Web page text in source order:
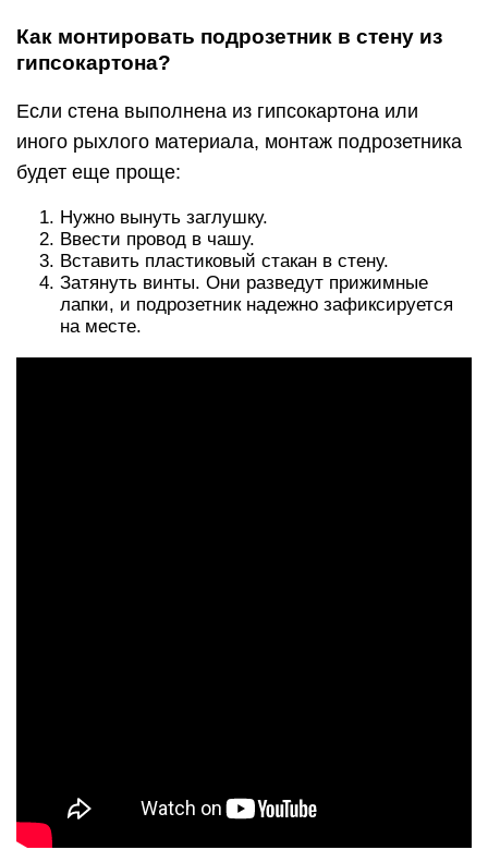
Как монтировать подрозетник в стену из
гипсокартона?
Если стена выполнена из гипсокартона или
иного рыхлого материала, монтаж подрозетника
будет еще проще:
Нужно вынуть заглушку.
Ввести провод в чашу.
Вставить пластиковый стакан в стену.
Затянуть винты. Они разведут прижимные
лапки, и подрозетник надежно зафиксируется
на месте.